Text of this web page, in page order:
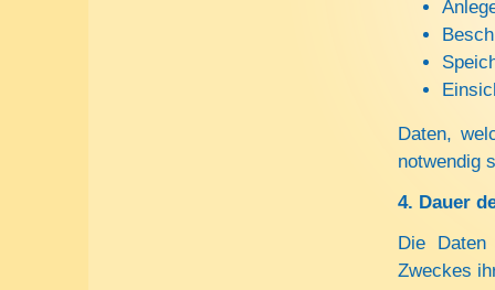
Daten,
notwendig
4. Dauer
Die
Zweckes